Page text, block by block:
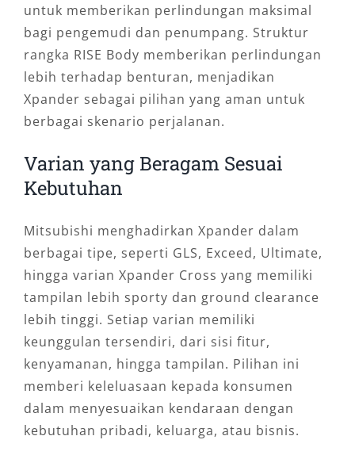
untuk memberikan perlindungan maksimal
bagi pengemudi dan penumpang. Struktur
rangka RISE Body memberikan perlindungan
lebih terhadap benturan, menjadikan
Xpander sebagai pilihan yang aman untuk
berbagai skenario perjalanan.
Varian yang Beragam Sesuai
Kebutuhan
Mitsubishi menghadirkan Xpander dalam
berbagai tipe, seperti GLS, Exceed, Ultimate,
hingga varian Xpander Cross yang memiliki
tampilan lebih sporty dan ground clearance
lebih tinggi. Setiap varian memiliki
keunggulan tersendiri, dari sisi fitur,
kenyamanan, hingga tampilan. Pilihan ini
memberi keleluasaan kepada konsumen
dalam menyesuaikan kendaraan dengan
kebutuhan pribadi, keluarga, atau bisnis.